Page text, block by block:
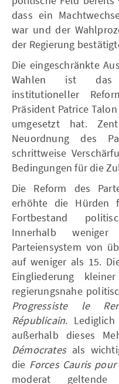
dass ein
war und der
der Regierung
Die eingeschränkte
Wahlen ist das
institutioneller
Präsident Patrice
umgesetzt hat.
Neuordnung des
schrittweise
Bedingungen für die
Die Reform des
erhöhte die Hürden
Fortbestand
Innerhalb
Parteiensystem von
auf weniger als 15.
Eingliederung
regierungsnahe
Progressiste le
Républicain. Lediglich
außerhalb dieses
Démocratesals
die Forces Cauris
moderat geltende